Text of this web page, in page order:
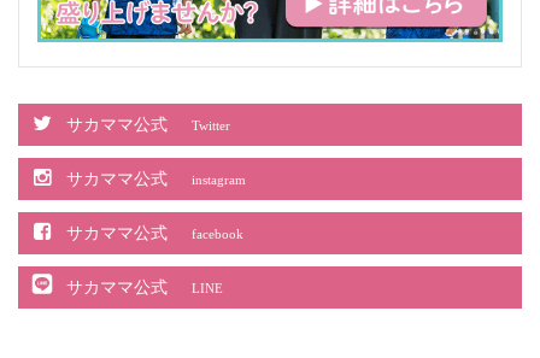
サカママ公式 Twitter
サカママ公式 instagram
サカママ公式 facebook
サカママ公式 LINE